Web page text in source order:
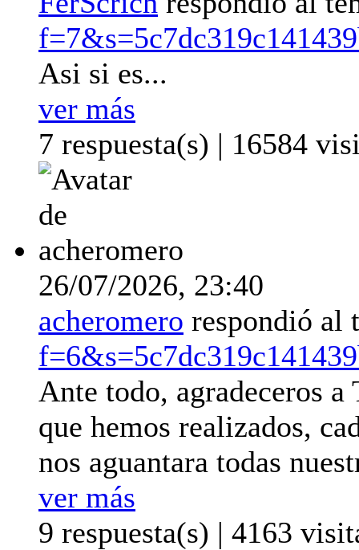
Asi si es...
ver más
7 respuesta(s) | 16584
26/07/2026, 23:40
acheromero respondió al
Ante todo, agradeceros
que hemos realizados,
nos aguantara todas
ver más
9 respuesta(s) | 4163